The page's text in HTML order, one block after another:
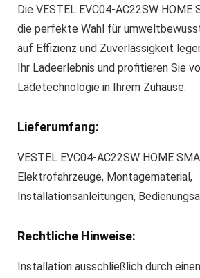
Die VESTEL EVC04-AC22SW HOME
die perfekte Wahl für
auf Effizienz und Zuverlässigkeit
Ihr Ladeerlebnis und profitieren Sie
Ladetechnologie in Ihrem Zuhause.
Lieferumfang:
VESTEL EVC04-AC22SW HOME
Elektrofahrzeuge, Montagematerial,
Installationsanleitungen,
Rechtliche Hinweise:
Installation ausschließlich durch